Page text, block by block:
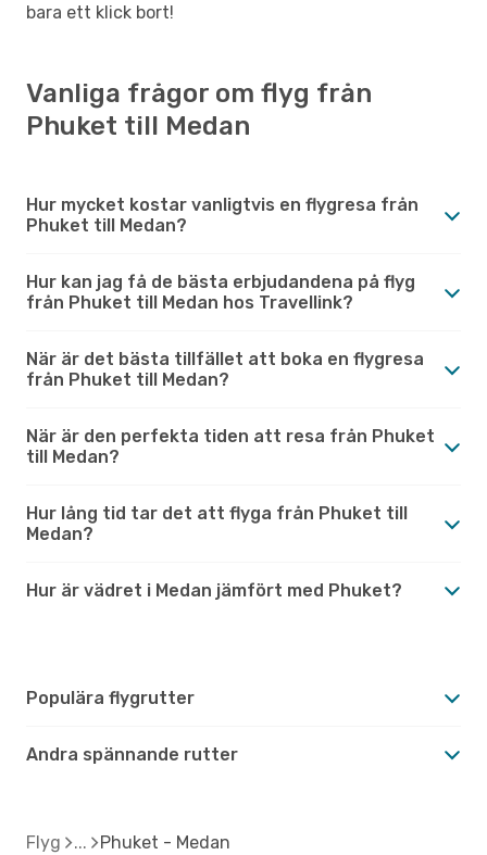
bara ett klick bort!
Vanliga frågor om flyg från
Phuket till Medan
Hur mycket kostar vanligtvis en flygresa från
Phuket till Medan?
Hur kan jag få de bästa erbjudandena på flyg
från Phuket till Medan hos Travellink?
När är det bästa tillfället att boka en flygresa
från Phuket till Medan?
När är den perfekta tiden att resa från Phuket
till Medan?
Hur lång tid tar det att flyga från Phuket till
Medan?
Hur är vädret i Medan jämfört med Phuket?
Populära flygrutter
Andra spännande rutter
Flyg Phuket - Medan